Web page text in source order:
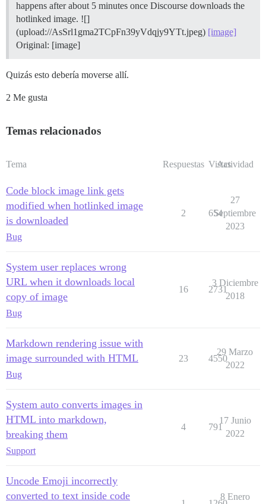
happens after about 5 minutes once Discourse downloads the
hotlinked image. ![]
(upload://AsSrl1gma2TCpFn39yVdqjy9YTt.jpeg) [image]
Original: [image]
Quizás esto debería moverse allí.
2 Me gusta
Temas relacionados
Tema Respuestas Vistas
Actividad
Code block image link gets
modified when hotlinked image
is downloaded
Bug
2 654
27
Septiembre
2023
System user replaces wrong
URL when it downloads local
copy of image
Bug
16 2731
3 Diciembre
2018
Markdown rendering issue with
image surrounded with HTML
Bug
23 4550
29 Marzo
2022
System auto converts images in
HTML into markdown,
breaking them
Support
4 791
17 Junio
2022
Uncode Emoji incorrectly
converted to text inside code
8 Enero